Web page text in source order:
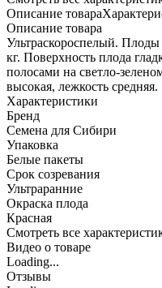
Описание товара
Описание товара
Ультраскороспелый.
кг. Поверхность плода
полосами на светло-
высокая, лежкость средняя.
Характеристики
Бренд
Семена для Сибири
Упаковка
Белые пакеты
Срок созревания
Ультраранние
Окраска плода
Красная
Cмотреть все
Видео о товаре
Loading...
Отзывы